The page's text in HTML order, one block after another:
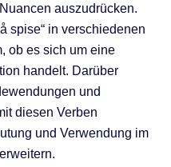
auszudrücken.
spise“ in verschiedenen
ob es sich um eine
handelt. Darüber
und
diesen Verben
und Verwendung im